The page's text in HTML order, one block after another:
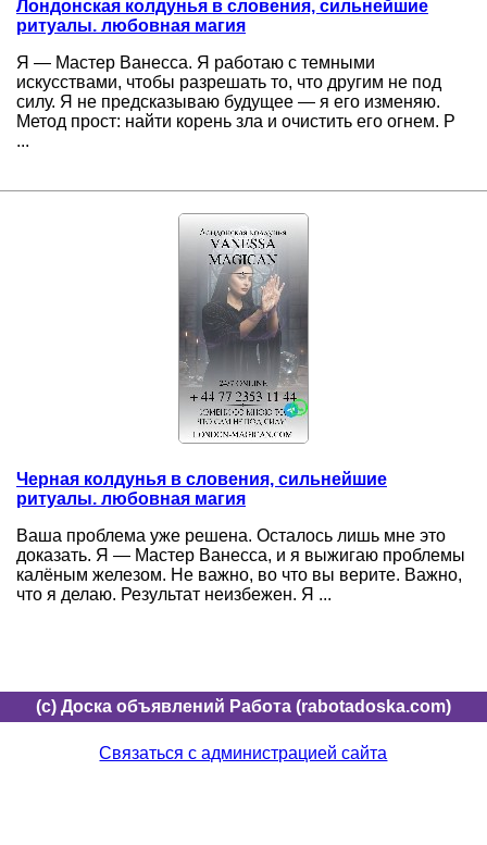
Лондонская колдунья в словения, сильнейшие
ритуалы. любовная магия
Я — Мастер Ванеcса. Я работаю с темными
искусствами, чтобы разрешать то, что другим не под
силу. Я не предсказываю будущее — я его изменяю.
Метод прост: найти корень зла и очистить его огнем. Р
...
Черная колдунья в словения, сильнейшие
ритуалы. любовная магия
Ваша проблема уже решена. Осталось лишь мне это
доказать. Я — Мастер Ванеcса, и я выжигаю проблемы
калёным железом. Не важно, во что вы верите. Важно,
что я делаю. Результат неизбежен. Я ...
(c) Доска объявлений Работа (rabotadoska.com)
Связаться с администрацией сайта